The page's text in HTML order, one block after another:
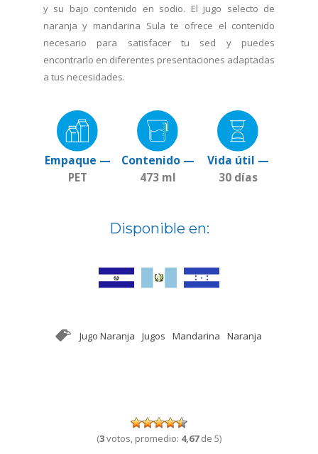
y su bajo contenido en sodio. El jugo selecto de
naranja y mandarina Sula te ofrece el contenido
necesario para satisfacer tu sed y puedes
encontrarlo en diferentes presentaciones adaptadas
a tus necesidades.
Empaque —
PET
Contenido —
473 ml
Vida útil —
30 días
Disponible en:
Jugo Naranja Jugos Mandarina Naranja
(3votos, promedio: 4,67de 5)